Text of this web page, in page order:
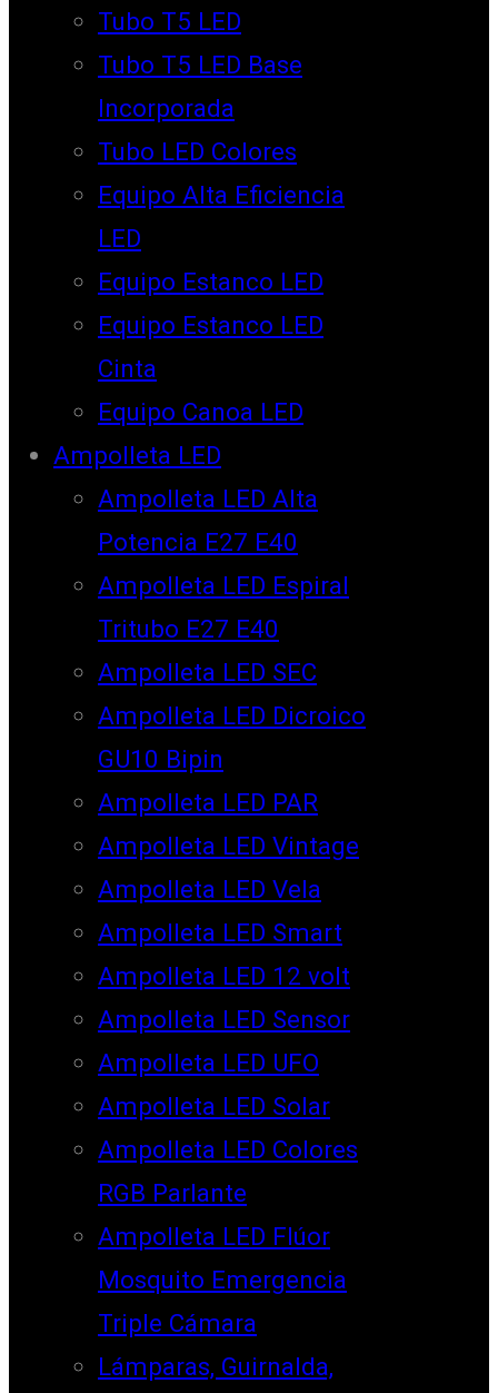
Tubo T5 LED
Tubo T5 LED Base
Incorporada
Tubo LED Colores
Equipo Alta Eficiencia
LED
Equipo Estanco LED
Equipo Estanco LED
Cinta
Equipo Canoa LED
Ampolleta LED
Ampolleta LED Alta
Potencia E27 E40
Ampolleta LED Espiral
Tritubo E27 E40
Ampolleta LED SEC
Ampolleta LED Dicroico
GU10 Bipin
Ampolleta LED PAR
Ampolleta LED Vintage
Ampolleta LED Vela
Ampolleta LED Smart
Ampolleta LED 12 volt
Ampolleta LED Sensor
Ampolleta LED UFO
Ampolleta LED Solar
Ampolleta LED Colores
RGB Parlante
Ampolleta LED Flúor
Mosquito Emergencia
Triple Cámara
Lámparas, Guirnalda,